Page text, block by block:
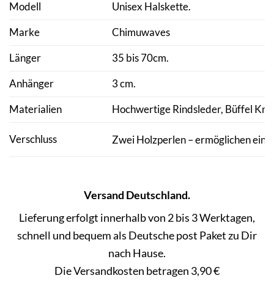
Modell Unisex Halskette.
Marke Chimuwaves
Länger 35 bis 70cm.
Anhänger 3 cm.
Materialien Hochwertige Rindsleder, Büffel
Verschluss Zwei Holzperlen – ermöglichen
Versand Deutschland.
Lieferung erfolgt innerhalb von 2 bis 3 Werktagen,
schnell und bequem als Deutsche post Paket zu Dir
nach Hause.
Die Versandkosten betragen 3,90 €